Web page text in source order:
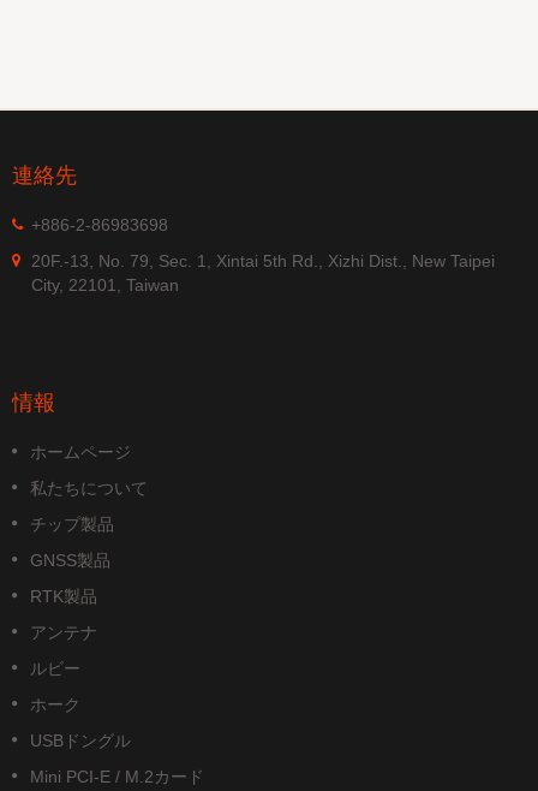
連絡先
+886-2-86983698
20F.-13, No. 79, Sec. 1, Xintai 5th Rd., Xizhi Dist., New Taipei
City, 22101, Taiwan
情報
ホームページ
私たちについて
チップ製品
GNSS製品
RTK製品
アンテナ
ルビー
ホーク
USBドングル
Mini PCI-E / M.2カード